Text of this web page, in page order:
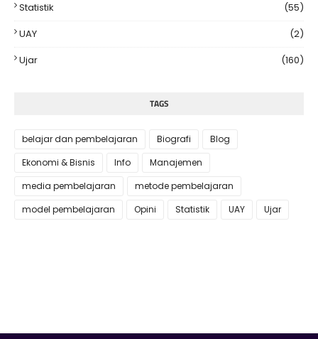
Statistik
(55)
UAY
(2)
Ujar
(160)
TAGS
belajar dan pembelajaran Biografi
Blog
Ekonomi & Bisnis
Info
Manajemen
media pembelajaran
metode pembelajaran
model pembelajaran
Opini Statistik UAY Ujar